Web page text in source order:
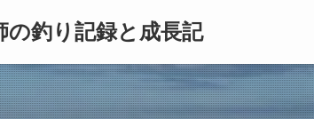
の釣り記録と成長記